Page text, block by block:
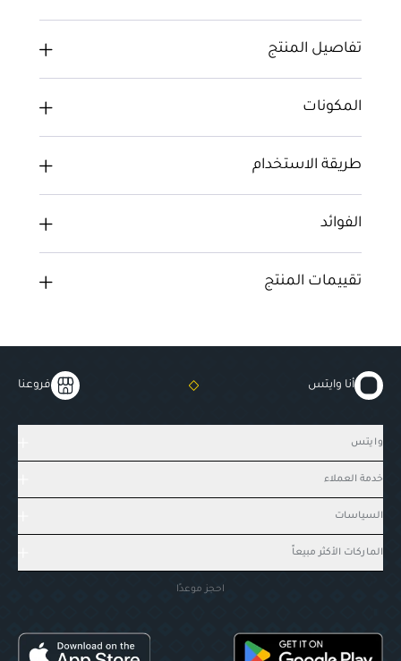
تفاصيل المنتج
المكونات
طريقة الاستخدام
الفوائد
تقييمات المنتج
أنا وايتس فروعنا
وايتس
خدمة العملاء
السياسات
الماركات الأكثر مبيعاً
احجز موعدًا